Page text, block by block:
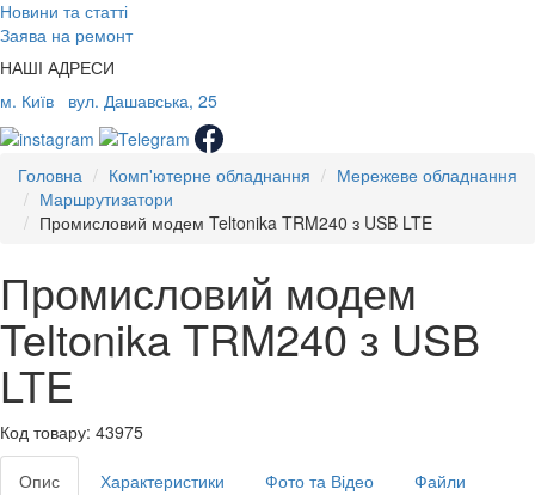
Новини та статті
Заява на ремонт
НАШІ АДРЕСИ
м. Київ
вул. Дашавська, 25
Головна Комп'ютерне обладнання
Мережеве обладнання
Маршрутизатори
Промисловий модем Teltonika TRM240 з USB LTE
Промисловий модем
Teltonika TRM240 з USB
LTE
Код товару: 43975
Опис Характеристики Фото та Відео Файли